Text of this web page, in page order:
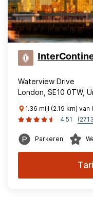
Waterview Drive
London, SE10 0TW,
1.36 mijl (2.19 km)
4.51
Parkeren